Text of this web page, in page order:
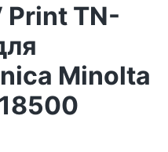
TN-
Minolta